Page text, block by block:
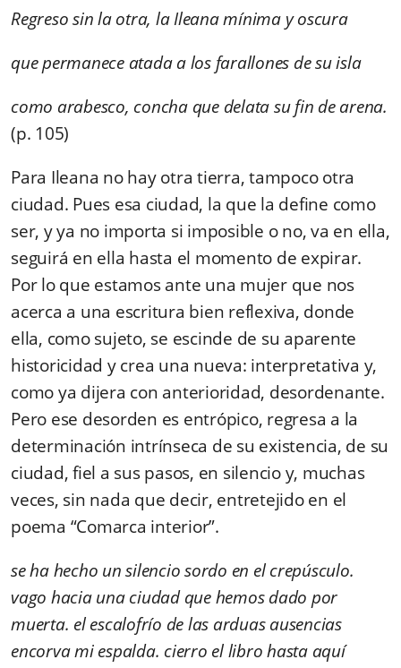
Regreso sin la otra, la Ileana mínima y oscura
que permanece atada a los farallones de su isla
como arabesco, concha que delata su fin de arena.
(p. 105)
Para Ileana no hay otra tierra, tampoco otra
ciudad. Pues esa ciudad, la que la define como
ser, y ya no importa si imposible o no, va en ella,
seguirá en ella hasta el momento de expirar.
Por lo que estamos ante una mujer que nos
acerca a una escritura bien reflexiva, donde
ella, como sujeto, se escinde de su aparente
historicidad y crea una nueva: interpretativa y,
como ya dijera con anterioridad, desordenante.
Pero ese desorden es entrópico, regresa a la
determinación intrínseca de su existencia, de su
ciudad, fiel a sus pasos, en silencio y, muchas
veces, sin nada que decir, entretejido en el
poema “Comarca interior”.
se ha hecho un silencio sordo en el crepúsculo.
vago hacia una ciudad que hemos dado por
muerta. el escalofrío de las arduas ausencias
encorva mi espalda. cierro el libro hasta aquí